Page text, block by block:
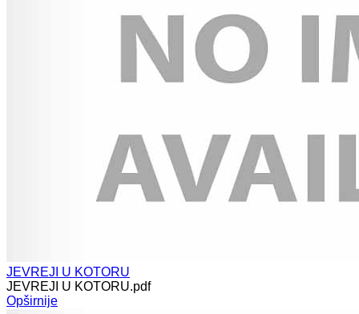
JEVREJI U KOTORU
JEVREJI U KOTORU.pdf
Opširnije